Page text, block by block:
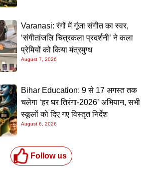
Varanasi: रंगों में गूंजा संगीत का स्वर,
‘संगीतांजलि चित्रकला प्रदर्शनी’ ने कला
प्रेमियों को किया मंत्रमुग्ध
August 7, 2026
Bihar Education: 9 से 17 अगस्त तक
चलेगा ‘हर घर तिरंगा-2026’ अभियान, सभी
स्कूलों को दिए गए विस्तृत निर्देश
August 6, 2026
Follow us